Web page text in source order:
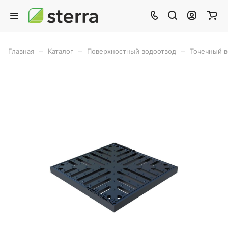
Главная Каталог Поверхностный водоотвод Точечный